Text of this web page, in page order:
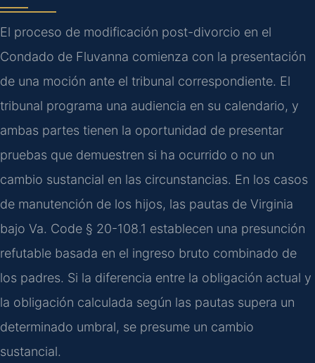
El proceso de modificación post-divorcio en el
Condado de Fluvanna comienza con la presentación
de una moción ante el tribunal correspondiente. El
tribunal programa una audiencia en su calendario, y
ambas partes tienen la oportunidad de presentar
pruebas que demuestren si ha ocurrido o no un
cambio sustancial en las circunstancias. En los casos
de manutención de los hijos, las pautas de Virginia
bajo Va. Code § 20-108.1 establecen una presunción
refutable basada en el ingreso bruto combinado de
los padres. Si la diferencia entre la obligación actual y
la obligación calculada según las pautas supera un
determinado umbral, se presume un cambio
sustancial.